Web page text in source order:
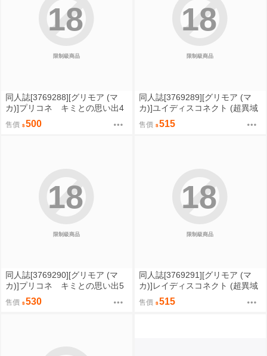
限制級商品
18
同人誌[3769288][グリモア (マ
カ)]プリコネ キミとの思い出4
(超異域公主連結)
售價 500
限制級商品
18
同人誌[3769289][グリモア (マ
カ)]ユイディスコネクト (超異域
公主連結)
售價 515
限制級商品
18
同人誌[3769290][グリモア (マ
カ)]プリコネ キミとの思い出5
(超異域公主連結)
售價 530
限制級商品
18
同人誌[3769291][グリモア (マ
カ)]レイディスコネクト (超異域
公主連結)
售價 515